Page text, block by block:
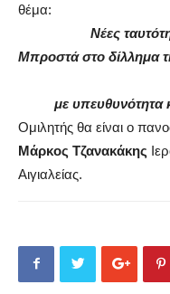
θέμα:
Νέες
Μπροστά στο δίλλημα
με υπευθυνότητα
Ομιλητής θα είναι ο
Μάρκος Τζανακάκης
Αιγιαλείας.